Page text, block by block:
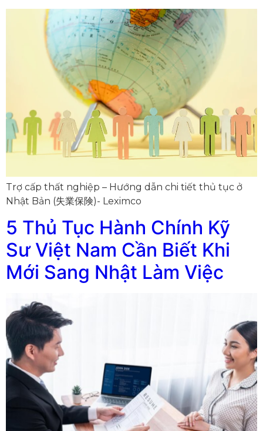
Trợ cấp thất nghiệp – Hướng dẫn chi tiết thủ tục ở
Nhật Bản (失業保険)- Leximco
5 Thủ Tục Hành Chính Kỹ
Sư Việt Nam Cần Biết Khi
Mới Sang Nhật Làm Việc